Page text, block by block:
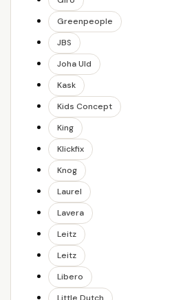
Greenpeople
JBS
Joha Uld
Kask
Kids Concept
King
Klickfix
Knog
Laurel
Lavera
Leitz
Leitz
Libero